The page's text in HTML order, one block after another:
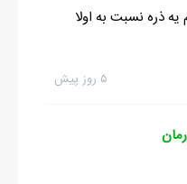
ذره نسبت به اولا
۵ روز پیش